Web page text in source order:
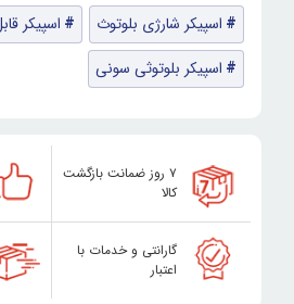
اسپیکر شارژی بلوتوث
اسپیکر
اسپیکر بلوتوثی سونی
۷ روز ضمانت بازگشت
کالا
گارانتی و خدمات با
اعتبار